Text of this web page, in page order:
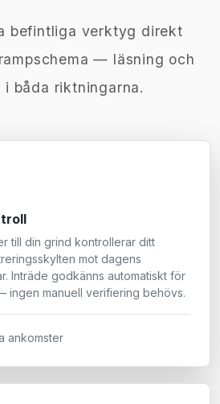
befintliga verktyg direkt
— läsning och
i båda riktningarna.
till din grind kontrollerar ditt
mot dagens
Inträde godkänns automatiskt för
ingen manuell verifiering behövs.
ankomster